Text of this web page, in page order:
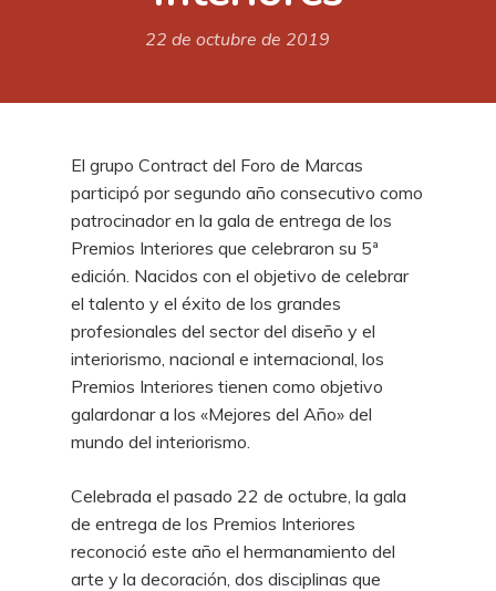
22 de octubre de 2019
El grupo Contract del Foro de Marcas
participó por segundo año consecutivo como
patrocinador en la gala de entrega de los
Premios Interiores que celebraron su 5ª
edición. Nacidos con el objetivo de celebrar
el talento y el éxito de los grandes
profesionales del sector del diseño y el
interiorismo, nacional e internacional, los
Premios Interiores tienen como objetivo
galardonar a los «Mejores del Año» del
mundo del interiorismo.
Celebrada el pasado 22 de octubre, la gala
de entrega de los Premios Interiores
reconoció este año el hermanamiento del
arte y la decoración, dos disciplinas que